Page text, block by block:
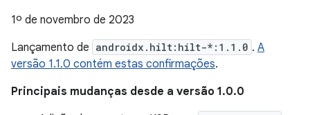
1º de novembro de 2023
Lançamento de androidx.hilt:hilt-*:1.1.0 . A
versão 1.1.0 contém estas confirmações.
Principais mudanças desde a versão 1.0.0